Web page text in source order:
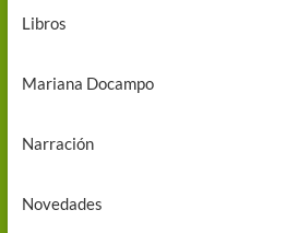
Libros
Mariana Docampo
Narración
Novedades